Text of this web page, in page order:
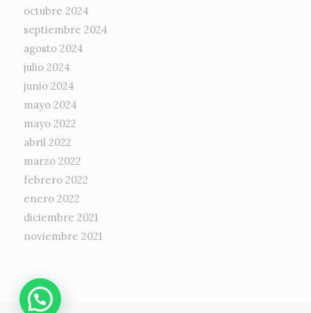
octubre 2024
septiembre 2024
agosto 2024
julio 2024
junio 2024
mayo 2024
mayo 2022
abril 2022
marzo 2022
febrero 2022
enero 2022
diciembre 2021
noviembre 2021